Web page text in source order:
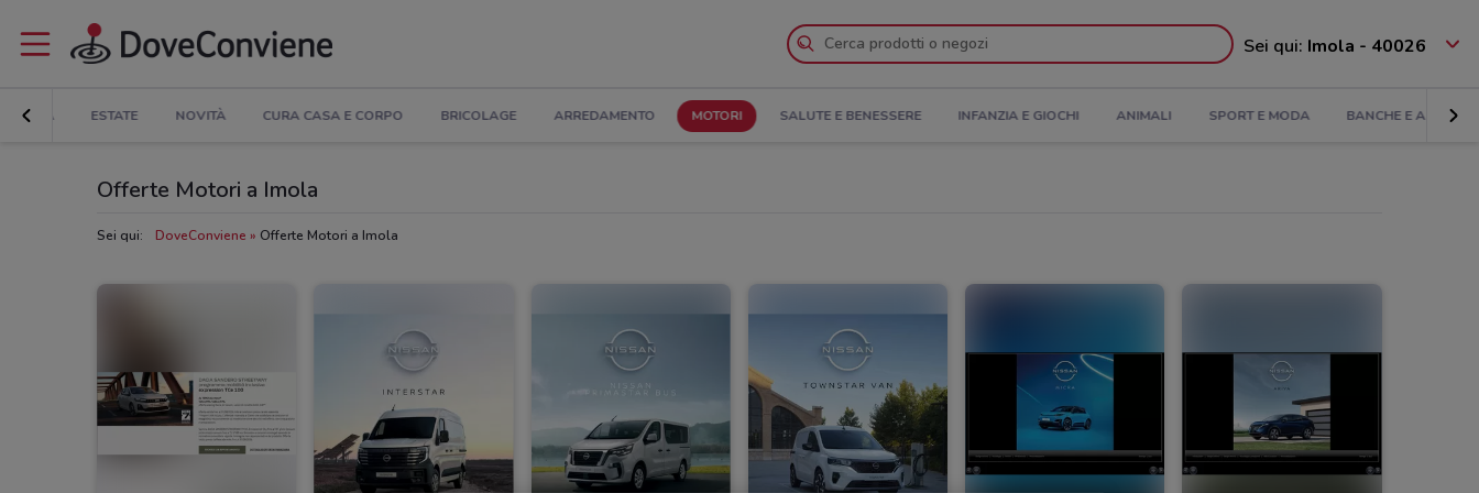
Sei qui: Imola - 40026
ESTATE NOVITÀ CURA CASA E CORPO BRICOLAGE ARREDAMENTO MOTORI SALUTE E BENESSERE INFANZIA E GIOCHI ANIMALI SPORT E MODA BANCHE E
Offerte Motori a Imola
Sei qui: DoveConviene Offerte Motori a Imola